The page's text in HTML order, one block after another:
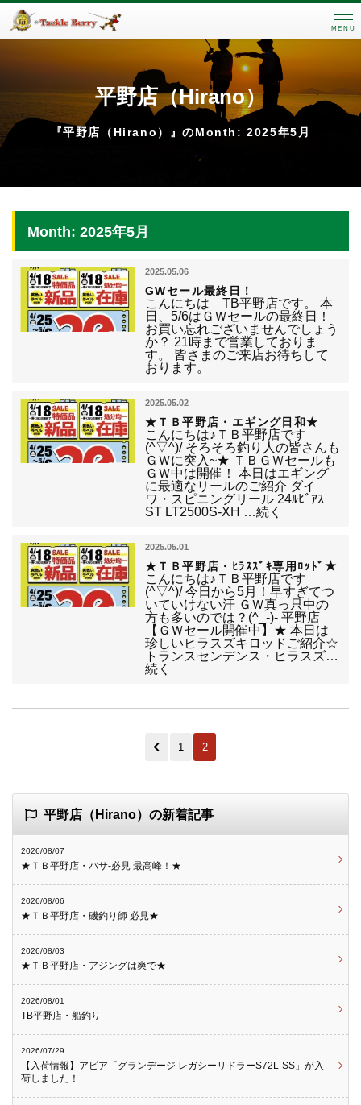
MENU
平野店（Hirano）
『平野店（Hirano）』のMonth: 2025年5月
Month: 2025年5月
2025.05.06
GWセール最終日！
こんにちは TB平野店です。 本
日、5/6はＧＷセールの最終日！
お買い忘れございませんでしょう
か？ 21時まで営業しておりま
す。 皆さまのご来店お待ちして
おります。
2025.05.02
★ＴＢ平野店・エギング日和★
こんにちは♪ＴＢ平野店です
(^▽^)/ そろそろ釣り人の皆さんも
ＧＷに突入~★ ＴＢＧＷセールも
ＧＷ中は開催！ 本日はエギング
に最適なリールのご紹介 ダイ
ワ・スピニングリール 24ﾙﾋﾞｱｽ
ST LT2500S-XH …続く
2025.05.01
★ＴＢ平野店・ﾋﾗｽｽﾞｷ専用ﾛｯﾄﾞ★
こんにちは♪ＴＢ平野店です
(^▽^)/ 今日から5月！早すぎてつ
いていけない汗 ＧＷ真っ只中の
方も多いのでは？(^_-)- 平野店
【ＧＷセール開催中】★ 本日は
珍しいヒラスズキロッドご紹介☆
トランスセンデンス・ヒラスズ…
続く
1 2
平野店（Hirano）の新着記事
2026/08/07
★ＴＢ平野店・バサ-必見 最高峰！★
2026/08/06
★ＴＢ平野店・磯釣り師 必見★
2026/08/03
★ＴＢ平野店・アジングは爽で★
2026/08/01
TB平野店・船釣り
2026/07/29
【入荷情報】アピア「グランデージ レガシーリドラーS72L-SS」が入
荷しました！